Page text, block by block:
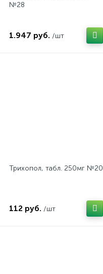
№28
1.947 руб. /шт
Трихопол, табл. 250мг №20
112 руб. /шт